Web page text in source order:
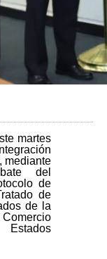
martes
mediante
del
de
de
de la